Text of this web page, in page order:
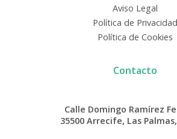
Aviso Legal
Política de Privacidad
Política de Cookies
Contacto
Calle Domingo Ramírez
35500 Arrecife, Las